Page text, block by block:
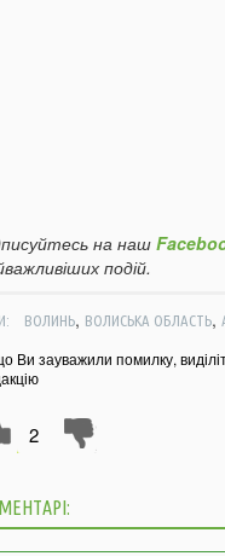
на наш
подій.
ВОЛИНЬ, ВОЛИСЬКА ОБЛАСТЬ,
Ви зауважили помилку,
2